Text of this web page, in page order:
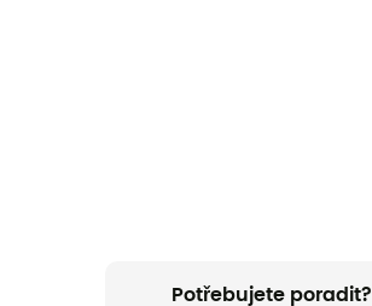
Potřebujete poradit?